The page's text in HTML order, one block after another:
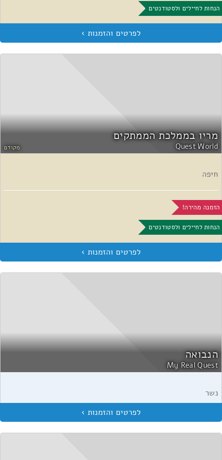
הנחות לחיילים ולסטודנטים
מריו בממלכת הממתקים
Quest World מקודם
חיפה
הזמנה מהירה!
הנחות לחיילים ולסטודנטים
הנבואה
My Real Quest
נשר